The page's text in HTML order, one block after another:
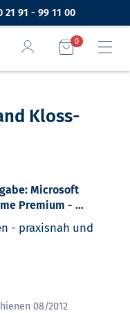
21 91 - 99 11 00
0
Kloss-
Microsoft
Premium - ...
- praxisnah und
08/2012